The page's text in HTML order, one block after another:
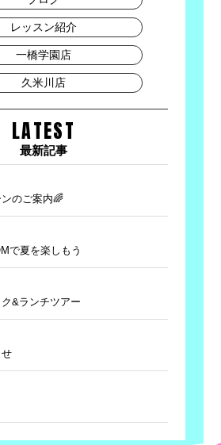
レッスン紹介
一橋学園店
久米川店
LATEST
最新記事
のご案内🌈
で夏を楽しもう
&ランチツアー